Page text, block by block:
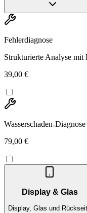
Fehlerdiagnose
Strukturierte Analyse mit
39,00 €
Wasserschaden-
79,00 €
Display & Glas
Display, Glas und